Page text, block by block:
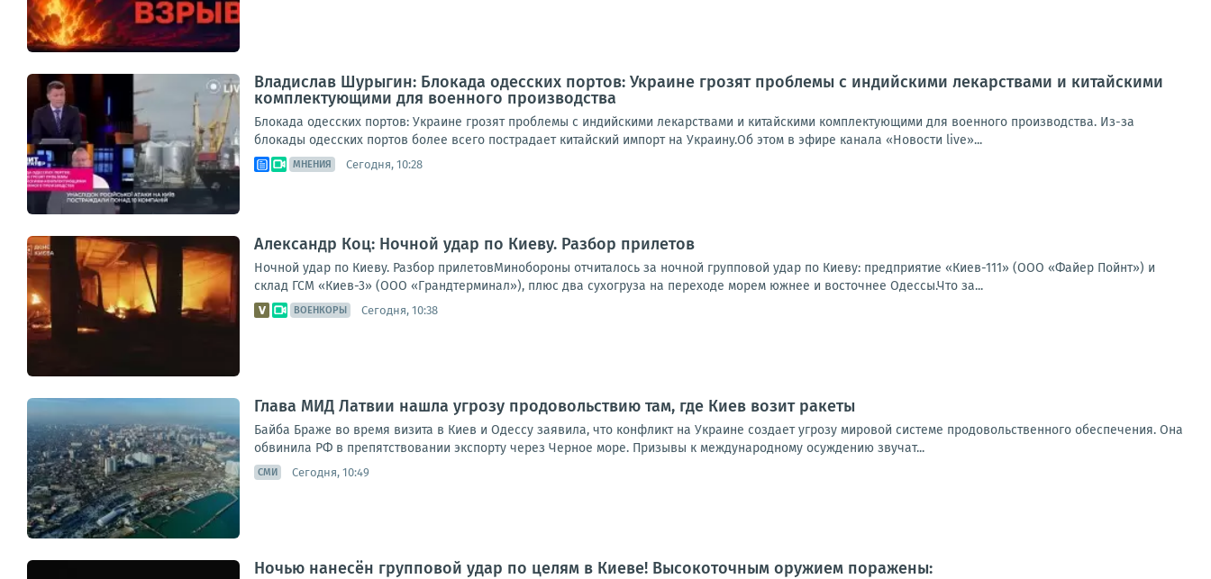
Владислав Шурыгин: Блокада одесских портов: Украине грозят проблемы с индийскими лекарствами и китайскими
комплектующими для военного производства
Блокада одесских портов: Украине грозят проблемы с индийскими лекарствами и китайскими комплектующими для военного производства. Из-за
блокады одесских портов более всего пострадает китайский импорт на Украину.Об этом в эфире канала «Новости live»...
МНЕНИЯ Сегодня, 10:28
Александр Коц: Ночной удар по Киеву. Разбор прилетов
Ночной удар по Киеву. Разбор прилетовМинобороны отчиталось за ночной групповой удар по Киеву: предприятие «Киев-111» (ООО «Файер Пойнт») и
склад ГСМ «Киев-3» (ООО «Грандтерминал»), плюс два сухогруза на переходе морем южнее и восточнее Одессы.Что за...
ВОЕНКОРЫ Сегодня, 10:38
Глава МИД Латвии нашла угрозу продовольствию там, где Киев возит ракеты
Байба Браже во время визита в Киев и Одессу заявила, что конфликт на Украине создает угрозу мировой системе продовольственного обеспечения. Она
обвинила РФ в препятствовании экспорту через Черное море. Призывы к международному осуждению звучат...
СМИ Сегодня, 10:49
Ночью нанесён групповой удар по целям в Киеве! Высокоточным оружием поражены: